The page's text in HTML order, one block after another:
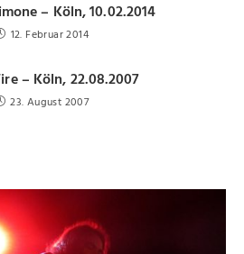
– Köln, 10.02.2014
12. Februar 2014
– Köln, 22.08.2007
23. August 2007